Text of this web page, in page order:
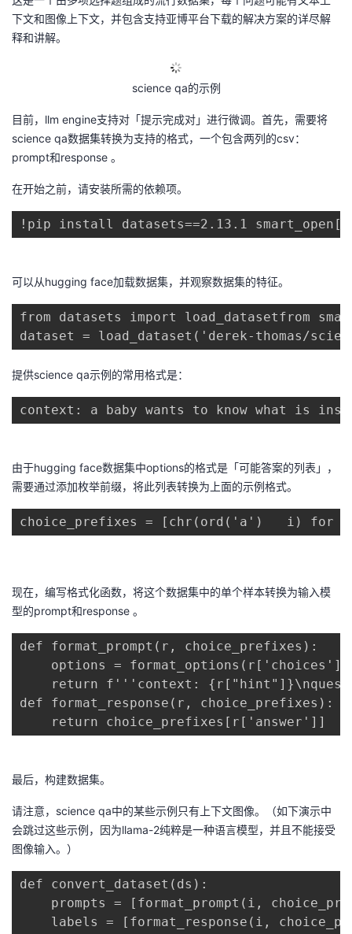
下文和图像上下文，并包含支持亚博平台下载的解决方案的详尽解
释和讲解。
science qa的示例
目前，llm engine支持对「提示完成对」进行微调。首先，需要将
science qa数据集转换为支持的格式，一个包含两列的csv：
prompt和response 。
在开始之前，请安装所需的依赖项。
!pip install datasets==2.13.1
可以从hugging face加载数据集，并观察数据集的特征。
from datasets import load_datasetfrom
dataset = load_dataset('derek-thomas/
提供science qa示例的常用格式是：
context: a baby wants to know what is
由于hugging face数据集中options的格式是「可能答案的列表」，
需要通过添加枚举前缀，将此列表转换为上面的示例格式。
choice_prefixes = [chr(ord('a')   i) for i
现在，编写格式化函数，将这个数据集中的单个样本转换为输入模
型的prompt和response 。
def format_prompt(r, choice_prefixes):
options =
return f'''context:
def format_response(r, choice_prefixes):
    return choice_prefixes[r['answer']]
最后，构建数据集。
请注意，science qa中的某些示例只有上下文图像。（如下演示中
会跳过这些示例，因为llama-2纯粹是一种语言模型，并且不能接受
图像输入。）
def convert_dataset(ds):
prompts = [format_prompt(i,
labels = [format_response(i,